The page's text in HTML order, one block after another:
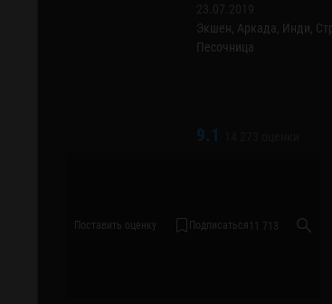
Экшен, Аркада, Инди,
Песочница
9.1
Поставить оценку Подписаться 11 713